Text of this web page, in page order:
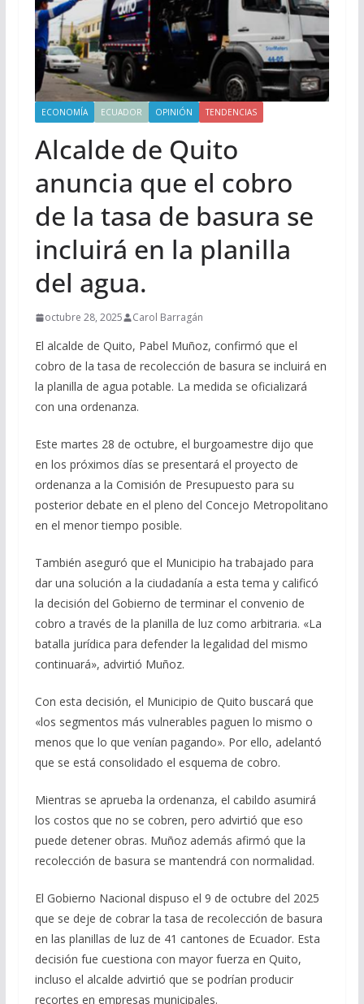
ECONOMÍA ECUADOR OPINIÓN TENDENCIAS
Alcalde de Quito
anuncia que el cobro
de la tasa de basura se
incluirá en la planilla
del agua.
octubre 28, 2025 Carol Barragán
El alcalde de Quito, Pabel Muñoz, confirmó que el
cobro de la tasa de recolección de basura se incluirá en
la planilla de agua potable. La medida se oficializará
con una ordenanza.
Este martes 28 de octubre, el burgoamestre dijo que
en los próximos días se presentará el proyecto de
ordenanza a la Comisión de Presupuesto para su
posterior debate en el pleno del Concejo Metropolitano
en el menor tiempo posible.
También aseguró que el Municipio ha trabajado para
dar una solución a la ciudadanía a esta tema y calificó
la decisión del Gobierno de terminar el convenio de
cobro a través de la planilla de luz como arbitraria. «La
batalla jurídica para defender la legalidad del mismo
continuará», advirtió Muñoz.
Con esta decisión, el Municipio de Quito buscará que
«los segmentos más vulnerables paguen lo mismo o
menos que lo que venían pagando». Por ello, adelantó
que se está consolidado el esquema de cobro.
Mientras se aprueba la ordenanza, el cabildo asumirá
los costos que no se cobren, pero advirtió que eso
puede detener obras. Muñoz además afirmó que la
recolección de basura se mantendrá con normalidad.
El Gobierno Nacional dispuso el 9 de octubre del 2025
que se deje de cobrar la tasa de recolección de basura
en las planillas de luz de 41 cantones de Ecuador. Esta
decisión fue cuestiona con mayor fuerza en Quito,
incluso el alcalde advirtió que se podrían producir
recortes en empresas municipales.